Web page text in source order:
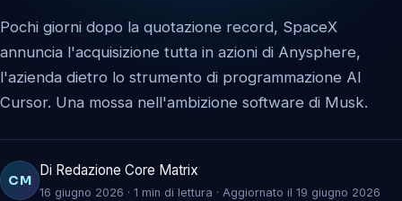
Pochi giorni dopo la quotazione record, SpaceX
annuncia l'acquisizione tutta in azioni di Anysphere,
l'azienda dietro lo strumento di programmazione AI
Cursor. Una mossa nell'ambizione software di Musk.
CM
Di Redazione Core Matrix
16 giugno 2026 · 1 min di lettura · Aggiornato il 19 giugno 2026